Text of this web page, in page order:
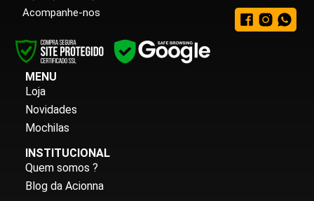
Acompanhe-nos
MENU
Loja
Novidades
Mochilas
INSTITUCIONAL
Quem somos ?
Blog da Acionna